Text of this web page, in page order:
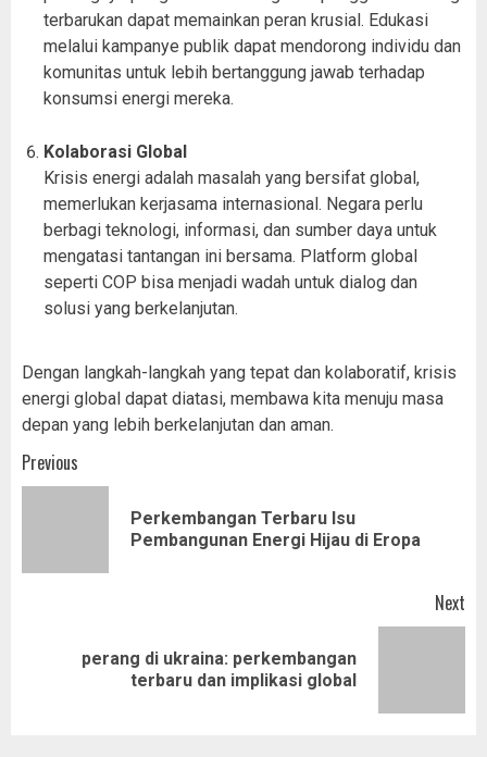
terbarukan dapat memainkan peran krusial. Edukasi
melalui kampanye publik dapat mendorong individu dan
komunitas untuk lebih bertanggung jawab terhadap
konsumsi energi mereka.
Kolaborasi Global
Krisis energi adalah masalah yang bersifat global,
memerlukan kerjasama internasional. Negara perlu
berbagi teknologi, informasi, dan sumber daya untuk
mengatasi tantangan ini bersama. Platform global
seperti COP bisa menjadi wadah untuk dialog dan
solusi yang berkelanjutan.
Dengan langkah-langkah yang tepat dan kolaboratif, krisis
energi global dapat diatasi, membawa kita menuju masa
depan yang lebih berkelanjutan dan aman.
Post
navigation
Previous
Perkembangan Terbaru Isu
Pembangunan Energi Hijau di Eropa
Next
perang di ukraina: perkembangan
terbaru dan implikasi global